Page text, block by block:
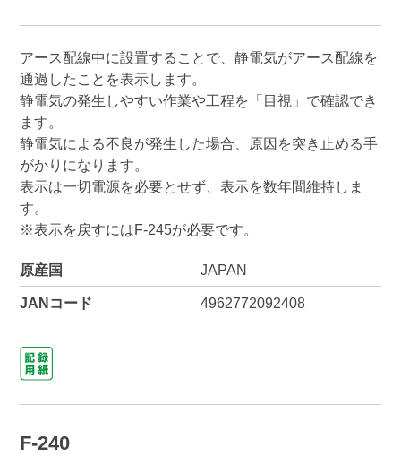
アース配線中に設置することで、静電気がアース配線を
通過したことを表示します。
静電気の発生しやすい作業や工程を「目視」で確認でき
ます。
静電気による不良が発生した場合、原因を突き止める手
がかりになります。
表示は一切電源を必要とせず、表示を数年間維持しま
す。
※表示を戻すにはF-245が必要です。
原産国 JAPAN
JANコード 4962772092408
F-240